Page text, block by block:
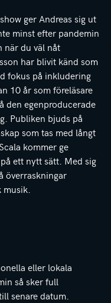
ger Andreas sig ut
minst efter pandemin
när du väl nåt
har blivit känd som
fokus på inkludering
10 år som föreläsare
den egenproducerade
Publiken bjuds på
som tas med långt
kommer ge
ett nytt sätt. Med sig
överraskningar
eller lokala
så sker full
senare datum.